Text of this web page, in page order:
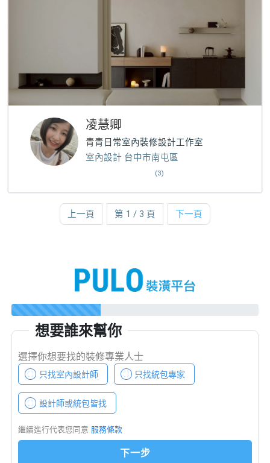
凌慧卿
青青日常室內裝修設計工作室
室內設計 台中市南屯區
(3)
上一頁 第 1 / 3 頁 下一頁